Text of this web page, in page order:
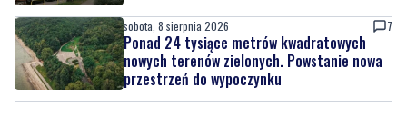
sobota, 8 sierpnia 2026 7
Ponad 24 tysiące metrów kwadratowych
nowych terenów zielonych. Powstanie nowa
przestrzeń do wypoczynku